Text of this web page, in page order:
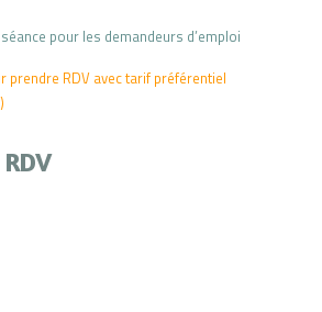
séance pour les demandeurs d’emploi
prendre RDV avec tarif préférentiel